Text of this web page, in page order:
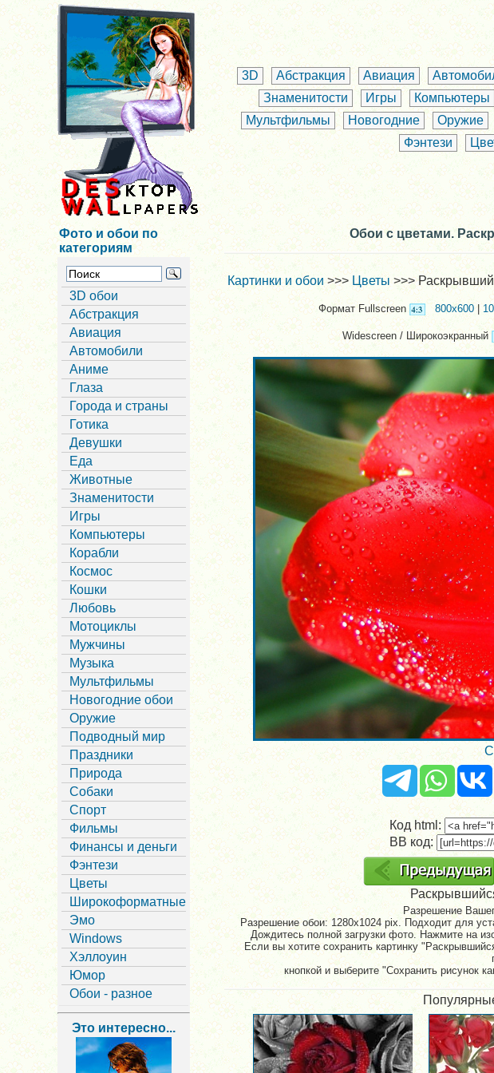
3D Абстракция Авиация
Знаменитости
Игры Компьютеры
Мультфильмы
Новогодние Оружие
Фэнтези
Фото и обои по
категориям
3D обои
Абстракция
Авиация
Автомобили
Аниме
Глаза
Города и страны
Готика
Девушки
Еда
Животные
Знаменитости
Игры
Компьютеры
Корабли
Космос
Кошки
Любовь
Мотоциклы
Мужчины
Музыка
Мультфильмы
Новогодние обои
Оружие
Подводный мир
Праздники
Природа
Собаки
Спорт
Фильмы
Финансы и деньги
Фэнтези
Цветы
Широкоформатные
Эмо
Windows
Хэллоуин
Юмор
Обои - разное
Это интересно...
Обои с цветами.
Картинки и обои>>>Цветы>>>
Формат Fullscreen 800x600|
Widescreen / Широкоэкранный
Код html:
BB код:
Разрешение
Разрешение обои: 1280x1024 pix. Подходит для
Дождитесь полной загрузки фото. Нажмите на
Если вы хотите сохранить картинку
кнопкой и выберите "Сохранить рисунок